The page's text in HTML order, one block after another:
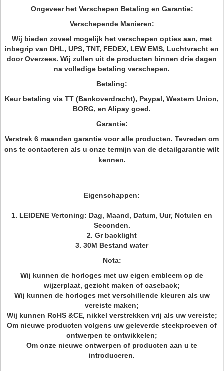
Ongeveer het Verschepen Betaling en Garantie:
Verschepende Manieren:
Wij bieden zoveel mogelijk het verschepen opties aan, met
inbegrip van DHL, UPS, TNT, FEDEX, LEW EMS, Luchtvracht en
door Overzees. Wij zullen uit de producten binnen drie dagen
na volledige betaling verschepen.
Betaling:
Keur betaling via TT (Bankoverdracht), Paypal, Western Union,
BORG, en Alipay goed.
Garantie:
Verstrek 6 maanden garantie voor alle producten. Tevreden om
ons te contacteren als u onze termijn van de detailgarantie wilt
kennen.
Eigenschappen:
1. LEIDENE Vertoning: Dag, Maand, Datum, Uur, Notulen en
Seconden.
2. Gr backlight
3. 30M Bestand water
Nota:
Wij kunnen de horloges met uw eigen embleem op de
wijzerplaat, gezicht maken of caseback;
Wij kunnen de horloges met verschillende kleuren als uw
vereiste maken;
Wij kunnen RoHS &CE, nikkel verstrekken vrij als uw vereiste;
Om nieuwe producten volgens uw geleverde steekproeven of
ontwerpen te ontwikkelen;
Om onze nieuwe ontwerpen of producten aan u te
introduceren.